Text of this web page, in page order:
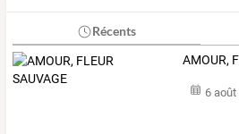
Récents
AMOUR,
6 août